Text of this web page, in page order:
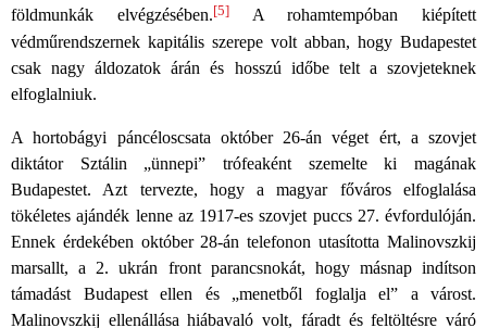
földmunkák elvégzésében.[5]A rohamtempóban kiépített
védműrendszernek kapitális szerepe volt abban, hogy Budapestet
csak nagy áldozatok árán és hosszú időbe telt a szovjeteknek
elfoglalniuk.
A hortobágyi páncéloscsata október 26-án véget ért, a szovjet
diktátor Sztálin „ünnepi” trófeaként szemelte ki magának
Budapestet. Azt tervezte, hogy a magyar főváros elfoglalása
tökéletes ajándék lenne az 1917-es szovjet puccs 27. évfordulóján.
Ennek érdekében október 28-án telefonon utasította Malinovszkij
marsallt, a 2. ukrán front parancsnokát, hogy másnap indítson
támadást Budapest ellen és „menetből foglalja el” a várost.
Malinovszkij ellenállása hiábavaló volt, fáradt és feltöltésre váró